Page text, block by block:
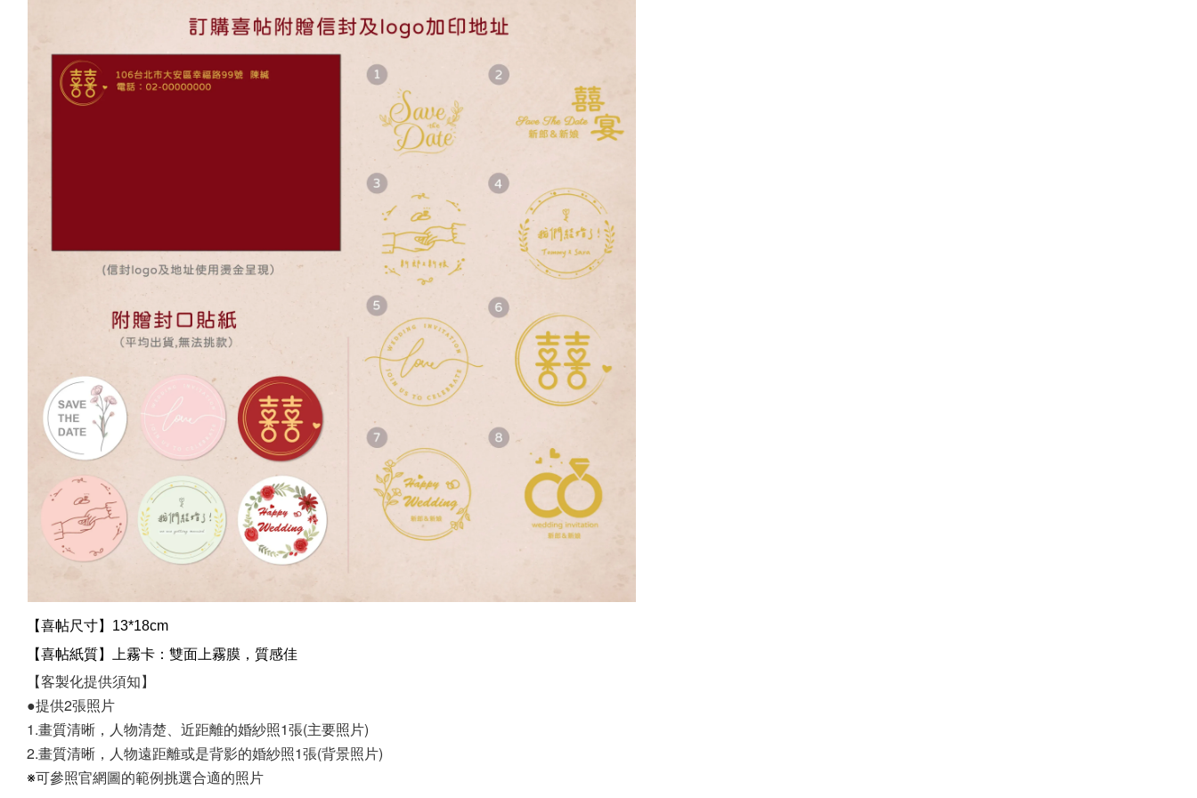
【喜帖尺寸】13*18cm
【喜帖紙質】上霧卡：雙面上霧膜，質感佳
【客製化提供須知】
●提供2張照片
1.畫質清晰 ， 人物清楚、近距離的婚紗照1張(主要照片)
2.畫質清晰， 人物遠距離或是背影的婚紗照1張(背景照片)
※可參照官網圖的範例挑選合適的照片